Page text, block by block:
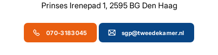
Prinses Irenepad 1, 2595 BG Den Haag
070-3183045 sgp@tweedekamer.nl